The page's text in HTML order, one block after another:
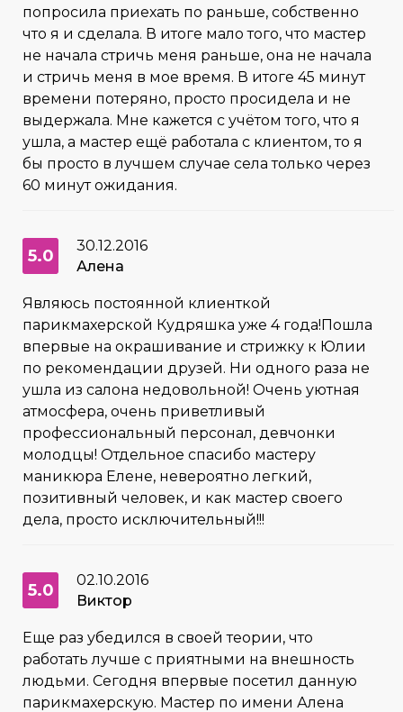
попросила приехать по раньше, собственно
что я и сделала. В итоге мало того, что мастер
не начала стричь меня раньше, она не начала
и стричь меня в мое время. В итоге 45 минут
времени потеряно, просто просидела и не
выдержала. Мне кажется с учётом того, что я
ушла, а мастер ещё работала с клиентом, то я
бы просто в лучшем случае села только через
60 минут ожидания.
5.0
30.12.2016
Алена
Являюсь постоянной клиенткой
парикмахерской Кудряшка уже 4 года!Пошла
впервые на окрашивание и стрижку к Юлии
по рекомендации друзей. Ни одного раза не
ушла из салона недовольной! Очень уютная
атмосфера, очень приветливый
профессиональный персонал, девчонки
молодцы! Отдельное спасибо мастеру
маникюра Елене, невероятно легкий,
позитивный человек, и как мастер своего
дела, просто исключительный!!!
5.0
02.10.2016
Виктор
Еще раз убедился в своей теории, что
работать лучше с приятными на внешность
людьми. Сегодня впервые посетил данную
парикмахерскую. Мастер по имени Алена